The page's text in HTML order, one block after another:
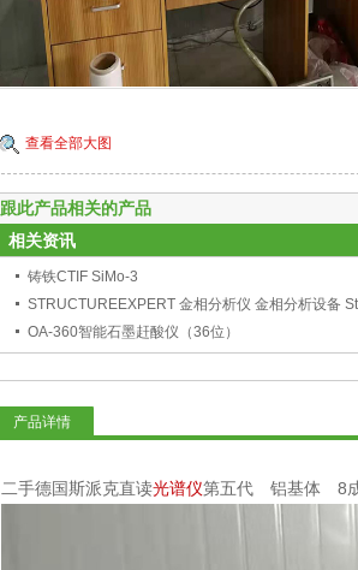
查看全部大图
跟此产品相关的产品
相关资讯
铸铁CTIF SiMo-3
OA-360智能石墨赶酸仪（36位）
产品详情
二手德国斯派克直读光谱仪第五代 铝基体 8